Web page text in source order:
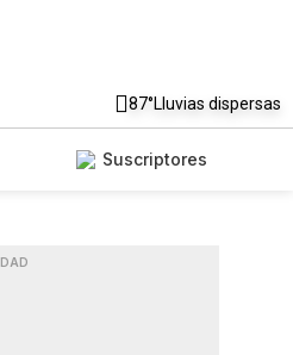
87°Lluvias dispersas
Suscriptores